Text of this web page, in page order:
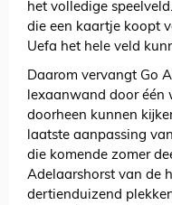
het volledige
die een kaartje koopt
Uefa het hele veld
Daarom vervangt Go
lexaanwand door één
doorheen kunnen
laatste aanpassing
die komende zomer
Adelaarshorst van de
dertienduizend